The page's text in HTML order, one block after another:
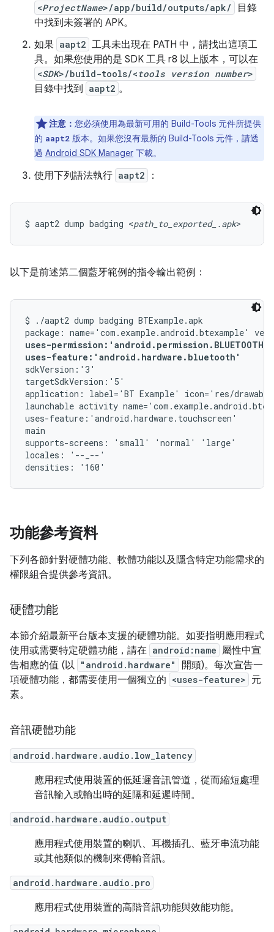
<ProjectName>/app/build/outputs/apk/
目錄
中找到未簽署的 APK。
如果 aapt2 工具未出現在 PATH 中，請找出這項工
具。如果您使用的是 SDK 工具 r8 以上版本，可以在
<SDK>/build-tools/<tools version number>
目錄中找到 aapt2 。
注意： 您必須使用為最新可用的 Build-Tools 元件所提供
的 aapt2 版本。如果您沒有最新的 Build-Tools 元件，請透
過 Android SDK Manager 下載。
使用下列語法執行 aapt2 ：
$ aapt2 dump badging <path_to_exported_.apk>
以下是前述第二個藍牙範例的指令輸出範例：
$ ./aapt2 dump badging BTExample.apk
uses-
uses-feature:'android.hardware.bluetooth'
sdkVersion:'3'
targetSdkVersion:'5'
application: label='BT Example' icon='res/
launchable activity
uses-feature:'android.hardware.touchscreen'
main
supports-screens: 'small' 'normal' 'large'
locales: '--_--'
功能參考資料
下列各節針對硬體功能、軟體功能以及隱含特定功能需求的
權限組合提供參考資訊。
硬體功能
本節介紹最新平台版本支援的硬體功能。如要指明應用程式
使用或需要特定硬體功能，請在 android:name 屬性中宣
告相應的值 (以 "android.hardware"
開頭)。每次宣告一
項硬體功能，都需要使用一個獨立的 <uses-feature> 元
素。
音訊硬體功能
android.hardware.audio.low_latency
應用程式使用裝置的低延遲音訊管道，從而縮短處理
音訊輸入或輸出時的延隔和延遲時間。
android.hardware.audio.output
應用程式使用裝置的喇叭、耳機插孔、藍牙串流功能
或其他類似的機制來傳輸音訊。
android.hardware.audio.pro
應用程式使用裝置的高階音訊功能與效能功能。